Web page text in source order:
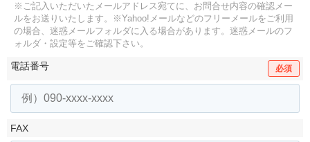
※ご記入いただいたメールアドレス宛てに、お問合せ内容の確認メー
ルをお送りいたします。
※Yahoo!メールなどのフリーメールをご利用
の場合、迷惑メールフォルダに入る場合があります。 迷惑メールのフ
ォルダ・設定等をご確認下さい。
電話番号 必須
FAX